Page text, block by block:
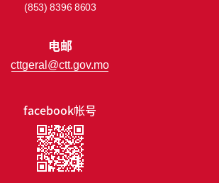
facebook帐号
(853) 8396 8603
电邮
cttgeral@ctt.gov.mo